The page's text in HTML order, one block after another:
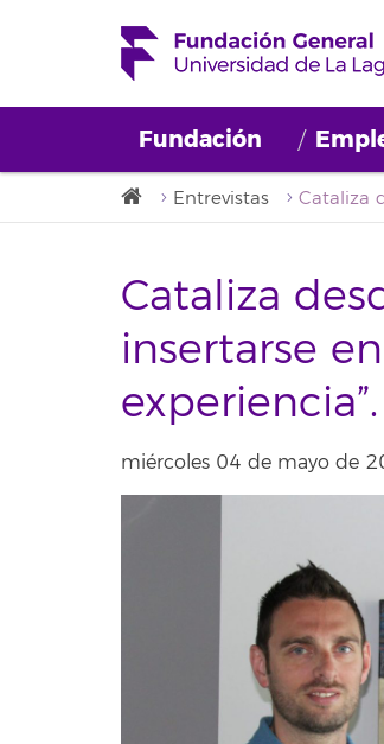
Fundación
Entrevistas
Cataliza
insertarse
experiencia”.
miércoles 04 de mayo de